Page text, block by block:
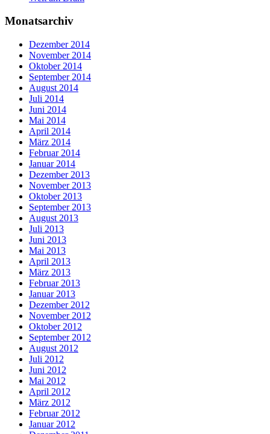
Monatsarchiv
Dezember 2014
November 2014
Oktober 2014
September 2014
August 2014
Juli 2014
Juni 2014
Mai 2014
April 2014
März 2014
Februar 2014
Januar 2014
Dezember 2013
November 2013
Oktober 2013
September 2013
August 2013
Juli 2013
Juni 2013
Mai 2013
April 2013
März 2013
Februar 2013
Januar 2013
Dezember 2012
November 2012
Oktober 2012
September 2012
August 2012
Juli 2012
Juni 2012
Mai 2012
April 2012
März 2012
Februar 2012
Januar 2012